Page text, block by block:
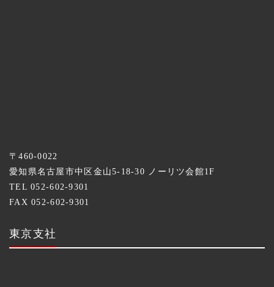
〒460-0022
愛知県名古屋市中区金山5-18-30 ノーリツ会館1F
TEL 052-602-9301
FAX 052-602-9301
東京支社